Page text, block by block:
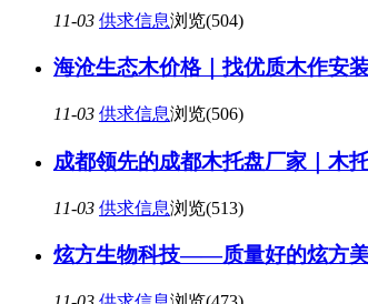
11-03 供求信息浏览(504)
海沧生态木价格｜找优质木作安
11-03 供求信息浏览(506)
成都领先的成都木托盘厂家｜木
11-03 供求信息浏览(513)
炫方生物科技——质量好的炫方